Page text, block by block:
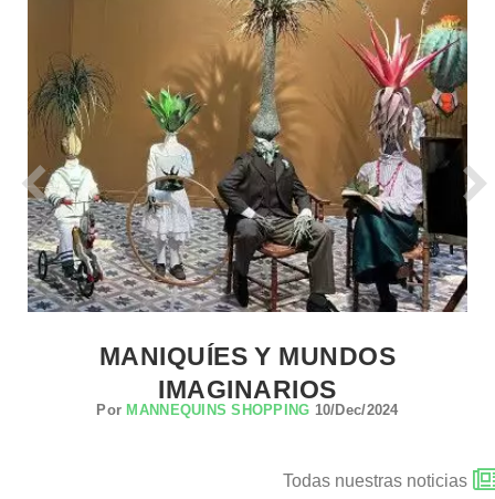
MANIQUÍES Y MUNDOS
IMAGINARIOS
Por MANNEQUINS SHOPPING 10/Dec/2024
Todas nuestras noticias